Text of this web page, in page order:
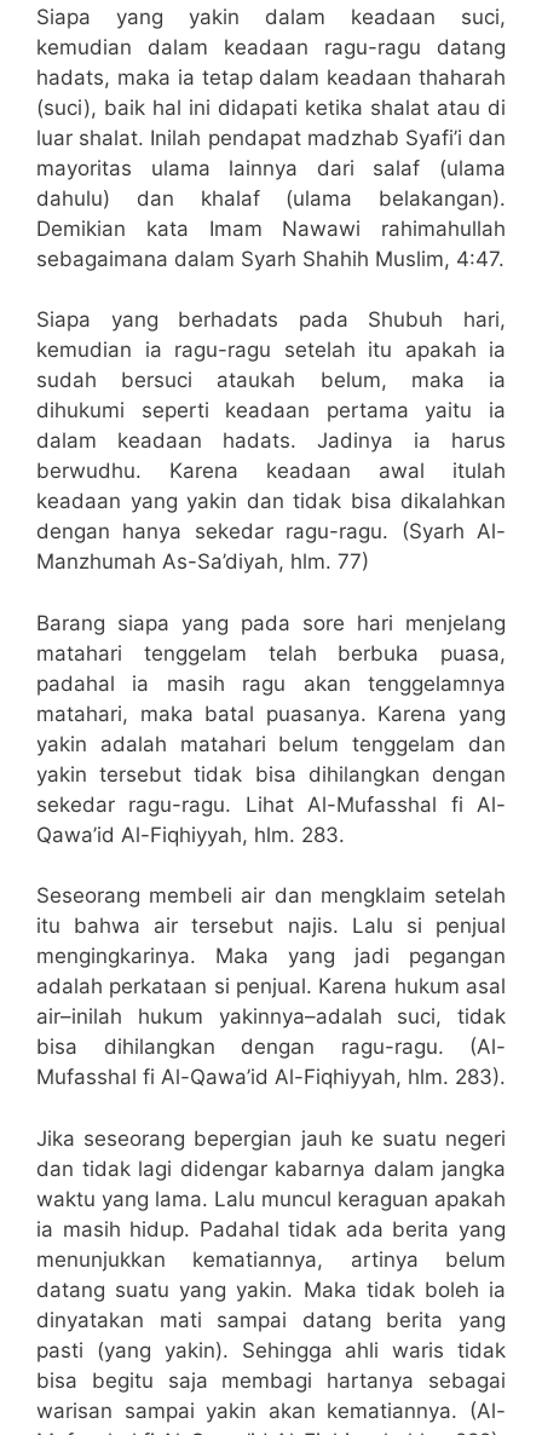
Siapa yang yakin dalam keadaan suci,
kemudian dalam keadaan ragu-ragu datang
hadats, maka ia tetap dalam keadaan thaharah
(suci), baik hal ini didapati ketika shalat atau di
luar shalat. Inilah pendapat madzhab Syafi’i dan
mayoritas ulama lainnya dari salaf (ulama
dahulu) dan khalaf (ulama belakangan).
Demikian kata Imam Nawawi rahimahullah
sebagaimana dalam Syarh Shahih Muslim, 4:47.
Siapa yang berhadats pada Shubuh hari,
kemudian ia ragu-ragu setelah itu apakah ia
sudah bersuci ataukah belum, maka ia
dihukumi seperti keadaan pertama yaitu ia
dalam keadaan hadats. Jadinya ia harus
berwudhu. Karena keadaan awal itulah
keadaan yang yakin dan tidak bisa dikalahkan
dengan hanya sekedar ragu-ragu. (Syarh Al-
Manzhumah As-Sa’diyah, hlm. 77)
Barang siapa yang pada sore hari menjelang
matahari tenggelam telah berbuka puasa,
padahal ia masih ragu akan tenggelamnya
matahari, maka batal puasanya. Karena yang
yakin adalah matahari belum tenggelam dan
yakin tersebut tidak bisa dihilangkan dengan
sekedar ragu-ragu. Lihat Al-Mufasshal fi Al-
Qawa’id Al-Fiqhiyyah, hlm. 283.
Seseorang membeli air dan mengklaim setelah
itu bahwa air tersebut najis. Lalu si penjual
mengingkarinya. Maka yang jadi pegangan
adalah perkataan si penjual. Karena hukum asal
air–inilah hukum yakinnya–adalah suci, tidak
bisa dihilangkan dengan ragu-ragu. (Al-
Mufasshal fi Al-Qawa’id Al-Fiqhiyyah, hlm. 283).
Jika seseorang bepergian jauh ke suatu negeri
dan tidak lagi didengar kabarnya dalam jangka
waktu yang lama. Lalu muncul keraguan apakah
ia masih hidup. Padahal tidak ada berita yang
menunjukkan kematiannya, artinya belum
datang suatu yang yakin. Maka tidak boleh ia
dinyatakan mati sampai datang berita yang
pasti (yang yakin). Sehingga ahli waris tidak
bisa begitu saja membagi hartanya sebagai
warisan sampai yakin akan kematiannya. (Al-